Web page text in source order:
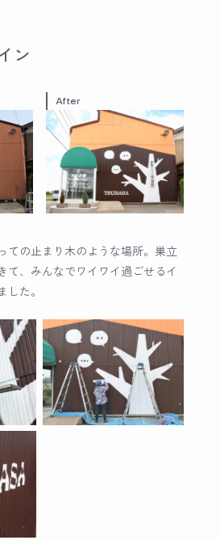
ン
After
ての止まり木のような場所。巣立
て、みんなでワイワイ過ごせるイ
した。